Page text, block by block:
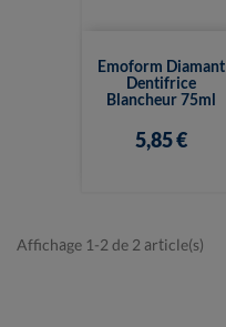
Emoform Diamant
Dentifrice
Blancheur 75ml
5,85 €
Affichage 1-2 de 2 article(s)